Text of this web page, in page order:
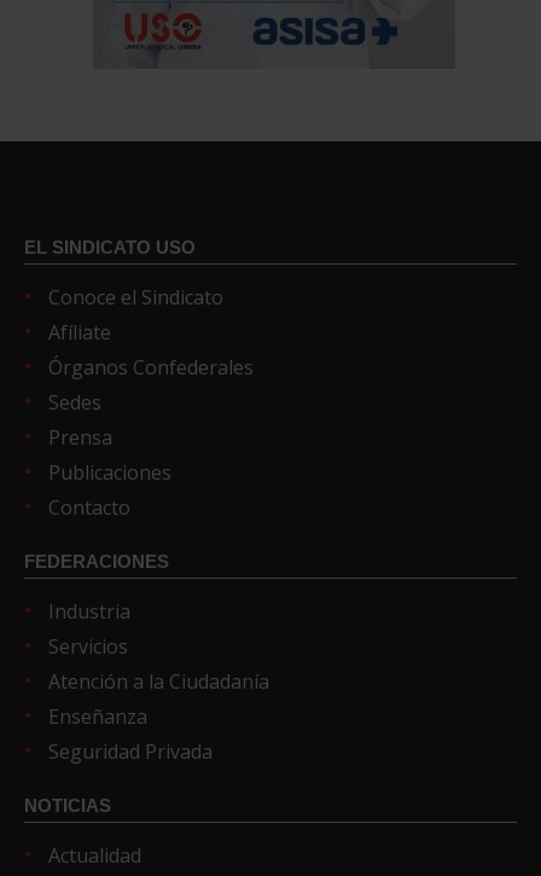
EL SINDICATO USO
Conoce el Sindicato
Afíliate
Órganos Confederales
Sedes
Prensa
Publicaciones
Contacto
FEDERACIONES
Industria
Servicios
Atención a la Ciudadanía
Enseñanza
Seguridad Privada
NOTICIAS
Actualidad